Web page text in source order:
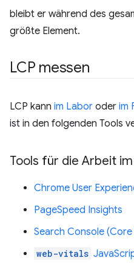
bleibt er während des
größte Element.
LCP messen
LCP kann im Labor oder im
ist in den folgenden Tools
Tools für die Arbeit
Chrome User
PageSpeed Insights
Search Console
web-vitals